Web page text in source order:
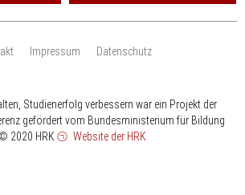
Impressum Datenschutz
Studienerfolg verbessern war ein Projekt der
gefördert vom Bundesministerium für Bildung
© 2020 HRK Website der HRK